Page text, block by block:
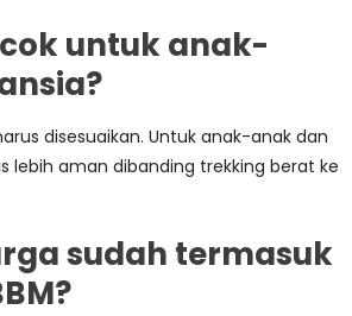
untuk anak-
disesuaikan. Untuk anak-anak dan
lebih aman dibanding trekking berat ke
sudah termasuk